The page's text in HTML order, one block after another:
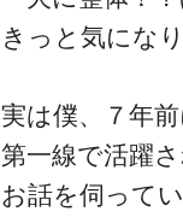
きっと気にな
実は僕、７年
第一線で活躍
お話を伺って